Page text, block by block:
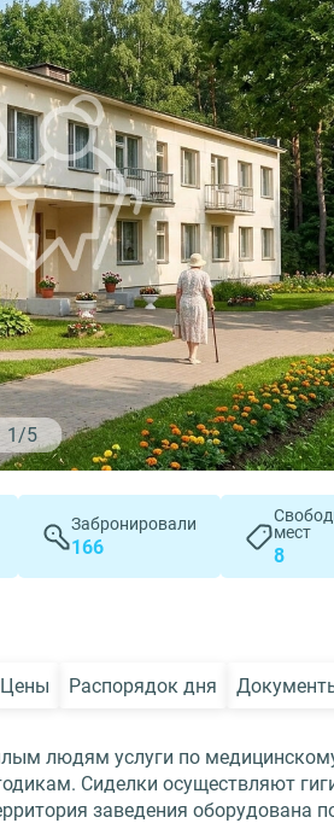
1/5
Забронировали
166
мест
8
Цены Распорядок дня
людям услуги по
Сиделки осуществляют
заведения оборудована